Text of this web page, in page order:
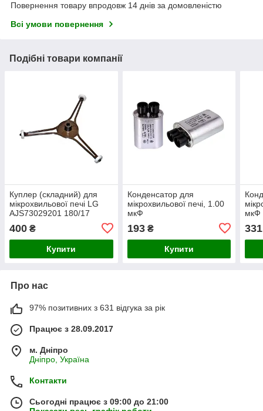
Повернення товару впродовж 14 днів за домовленістю
Всі умови повернення
Подібні товари компанії
Куплер (складний) для
мікрохвильової печі LG
AJS73029201 180/17
400 ₴
Купити
Конденсатор для
мікрохвильової печі, 1.00
мкФ
193₴
Купити
мкФ
331
Про нас
97% позитивних з 631 відгука за рік
Працює з 28.09.2017
м. Дніпро
Дніпро, Україна
Контакти
Сьогодні працює з 09:00 до 21:00